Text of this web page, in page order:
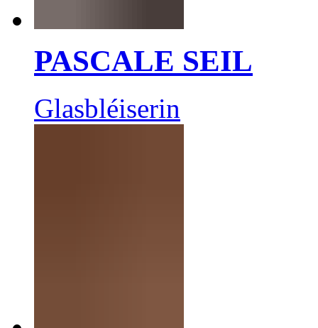
PASCALE SEIL
Glasbléiserin